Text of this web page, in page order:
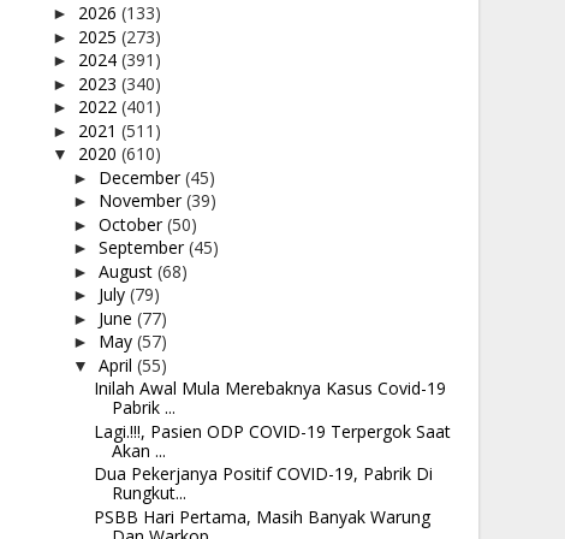
► 2026 (133)
► 2025 (273)
► 2024 (391)
► 2023 (340)
► 2022 (401)
► 2021 (511)
▼ 2020 (610)
► December(45)
► November(39)
► October(50)
► September(45)
► August (68)
► July (79)
► June (77)
► May (57)
▼ April (55)
Inilah Awal Mula Merebaknya Kasus Covid-19
Pabrik ...
Lagi.!!!, Pasien ODP COVID-19 Terpergok Saat
Akan ...
Dua Pekerjanya Positif COVID-19, Pabrik Di
Rungkut...
PSBB Hari Pertama, Masih Banyak Warung